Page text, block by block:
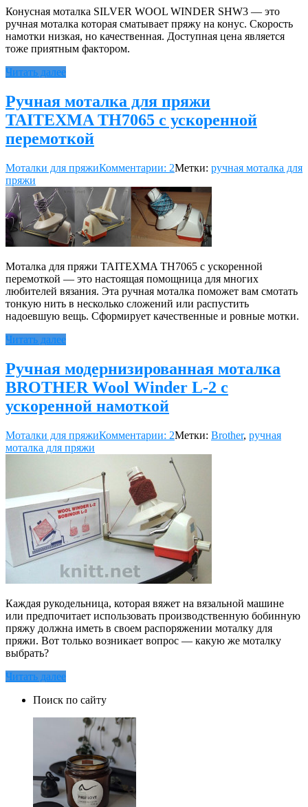
Конусная моталка SILVER WOOL WINDER SHW3 — это
ручная моталка которая сматывает пряжу на конус. Скорость
намотки низкая, но качественная. Доступная цена является
тоже приятным фактором.
Читать далее
Ручная моталка для пряжи
TAITEXMA TH7065 с ускоренной
перемоткой
Моталки для пряжиКомментарии: 2Метки: ручная моталка для
пряжи
Моталка для пряжи TAITEXMA TH7065 с ускоренной
перемоткой — это настоящая помощница для многих
любителей вязания. Эта ручная моталка поможет вам смотать
тонкую нить в несколько сложений или распустить
надоевшую вещь. Сформирует качественные и ровные мотки.
Читать далее
Ручная модернизированная моталка
BROTHER Wool Winder L-2 с
ускоренной намоткой
Моталки для пряжиКомментарии: 2Метки: Brother, ручная
моталка для пряжи
Каждая рукодельница, которая вяжет на вязальной машине
или предпочитает использовать производственную бобинную
пряжу должна иметь в своем распоряжении моталку для
пряжи. Вот только возникает вопрос — какую же моталку
выбрать?
Читать далее
Поиск по сайту